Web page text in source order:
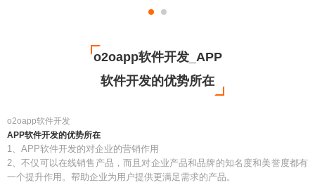
o2oapp软件开发_APP
软件开发的优势所在
o2oapp软件开发
APP软件开发的优势所在
1、APP软件开发的对企业的营销作用
2、不仅可以在线销售产品，而且对企业产品和品牌的知名度和美誉度都有
一个提升作用。帮助企业为用户提供更满足需求的产品。